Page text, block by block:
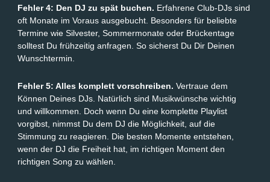
Fehler 4: Den DJ zu spät buchen. Erfahrene Club-DJs sind
oft Monate im Voraus ausgebucht. Besonders für beliebte
Termine wie Silvester, Sommermonate oder Brückentage
solltest Du frühzeitig anfragen. So sicherst Du Dir Deinen
Wunschtermin.
Fehler 5: Alles komplett vorschreiben. Vertraue dem
Können Deines DJs. Natürlich sind Musikwünsche wichtig
und willkommen. Doch wenn Du eine komplette Playlist
vorgibst, nimmst Du dem DJ die Möglichkeit, auf die
Stimmung zu reagieren. Die besten Momente entstehen,
wenn der DJ die Freiheit hat, im richtigen Moment den
richtigen Song zu wählen.